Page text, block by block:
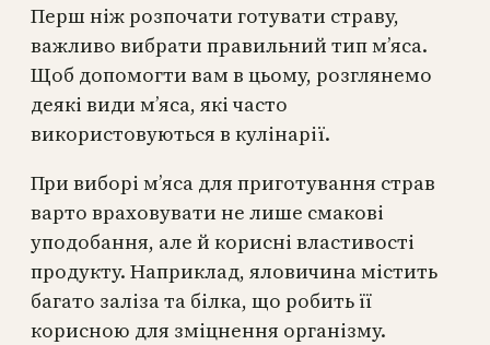
Перш ніж розпочати готувати страву,
важливо вибрати правильний тип м’яса.
Щоб допомогти вам в цьому, розглянемо
деякі види м’яса, які часто
використовуються в кулінарії.
При виборі м’яса для приготування страв
варто враховувати не лише смакові
уподобання, але й корисні властивості
продукту. Наприклад, яловичина містить
багато заліза та білка, що робить її
корисною для зміцнення організму.